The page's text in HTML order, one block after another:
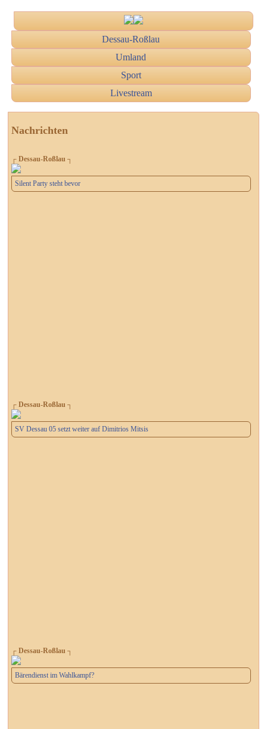
Dessau-Roßlau
Umland
Sport
Livestream
Nachrichten
┌ Dessau-Roßlau ┐
Silent Party steht bevor
┌ Dessau-Roßlau ┐
SV Dessau 05 setzt weiter auf Dimitrios Mitsis
┌ Dessau-Roßlau ┐
Bärendienst im Wahlkampf?